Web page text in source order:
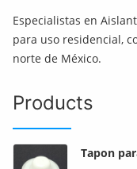
Especialistas en
para uso residencial,
norte de México.
Products
Tapon